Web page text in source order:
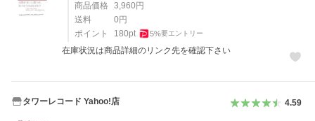
商品価格 3,960 円
送料
0 円
ポイント
180pt 5%要エントリー
在庫状況は商品詳細のリンク先を確認下さい
タワーレコード Yahoo!店 4.59